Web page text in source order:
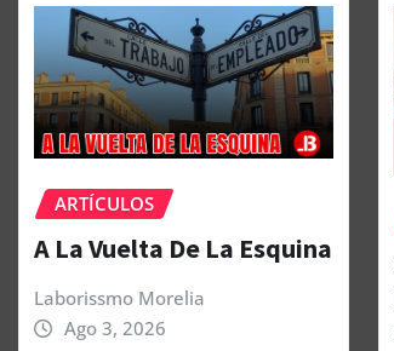
ARTÍCULOS
A La Vuelta De La Esquina
Laborissmo Morelia
Ago 3, 2026